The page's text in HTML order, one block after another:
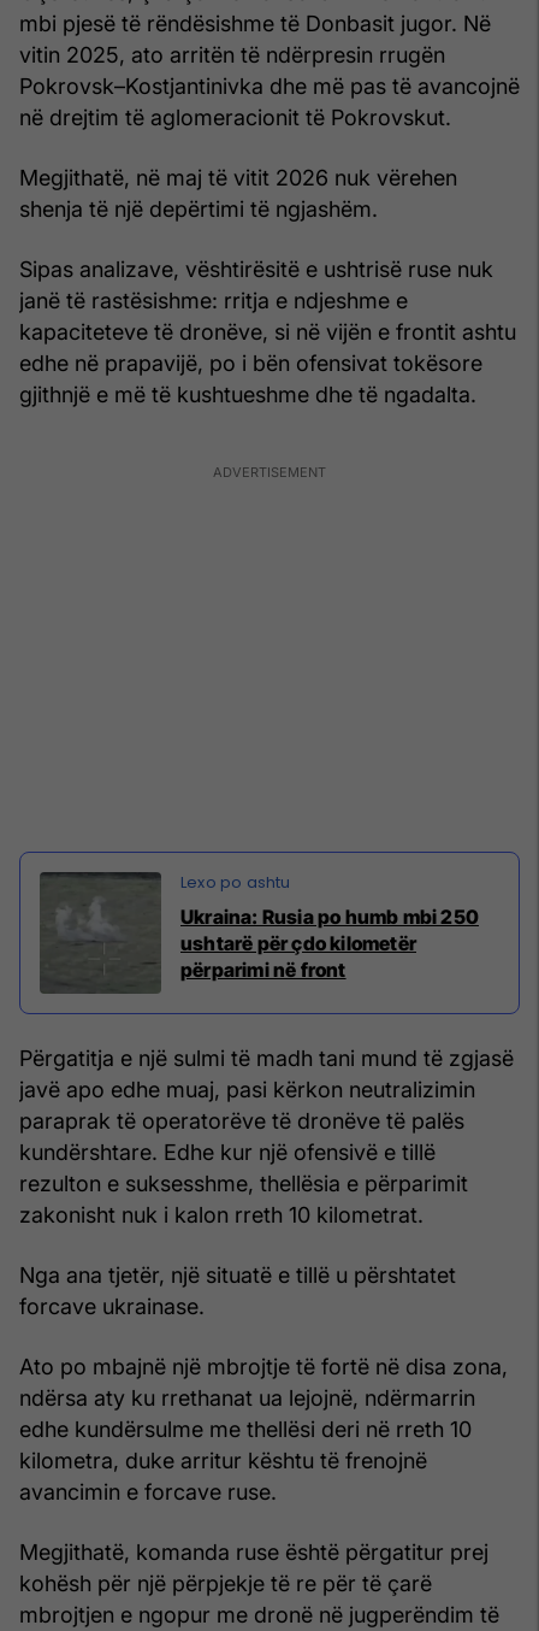
mbi pjesë të rëndësishme të Donbasit jugor. Në
vitin 2025, ato arritën të ndërpresin rrugën
Pokrovsk–Kostjantinivka dhe më pas të avancojnë
në drejtim të aglomeracionit të Pokrovskut.
Megjithatë, në maj të vitit 2026 nuk vërehen
shenja të një depërtimi të ngjashëm.
Sipas analizave, vështirësitë e ushtrisë ruse nuk
janë të rastësishme: rritja e ndjeshme e
kapaciteteve të dronëve, si në vijën e frontit ashtu
edhe në prapavijë, po i bën ofensivat tokësore
gjithnjë e më të kushtueshme dhe të ngadalta.
Ukraina: Rusia po humb mbi 250
ushtarë për çdo kilometër
përparimi në front
Përgatitja e një sulmi të madh tani mund të zgjasë
javë apo edhe muaj, pasi kërkon neutralizimin
paraprak të operatorëve të dronëve të palës
kundërshtare. Edhe kur një ofensivë e tillë
rezulton e suksesshme, thellësia e përparimit
zakonisht nuk i kalon rreth 10 kilometrat.
Nga ana tjetër, një situatë e tillë u përshtatet
forcave ukrainase.
Ato po mbajnë një mbrojtje të fortë në disa zona,
ndërsa aty ku rrethanat ua lejojnë, ndërmarrin
edhe kundërsulme me thellësi deri në rreth 10
kilometra, duke arritur kështu të frenojnë
avancimin e forcave ruse.
Megjithatë, komanda ruse është përgatitur prej
kohësh për një përpjekje të re për të çarë
mbrojtjen e ngopur me dronë në jugperëndim të